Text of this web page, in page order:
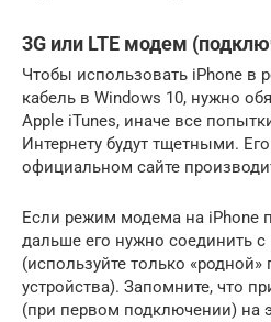
3G или LTE модем
Чтобы использовать iPhone в
кабель в Windows 10, нужно
Apple iTunes, иначе все
Интернету будут тщетными.
официальном сайте
Если режим модема на iPhone
дальше его нужно соединить
(используйте только «родной»
устройства). Запомните, что
(при первом подключении) на